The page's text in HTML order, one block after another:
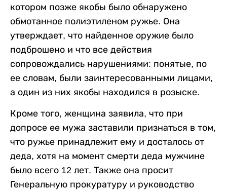
котором позже якобы было обнаружено
обмотанное полиэтиленом ружье. Она
утверждает, что найденное оружие было
подброшено и что все действия
сопровождались нарушениями: понятые, по
ее словам, были заинтересованными лицами,
а один из них якобы находился в розыске.
Кроме того, женщина заявила, что при
допросе ее мужа заставили признаться в том,
что ружье принадлежит ему и досталось от
деда, хотя на момент смерти деда мужчине
было всего 12 лет. Также она просит
Генеральную прокуратуру и руководство